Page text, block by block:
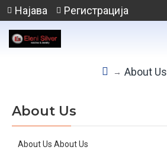
Најава Регистрација
About Us
About Us
About Us About Us